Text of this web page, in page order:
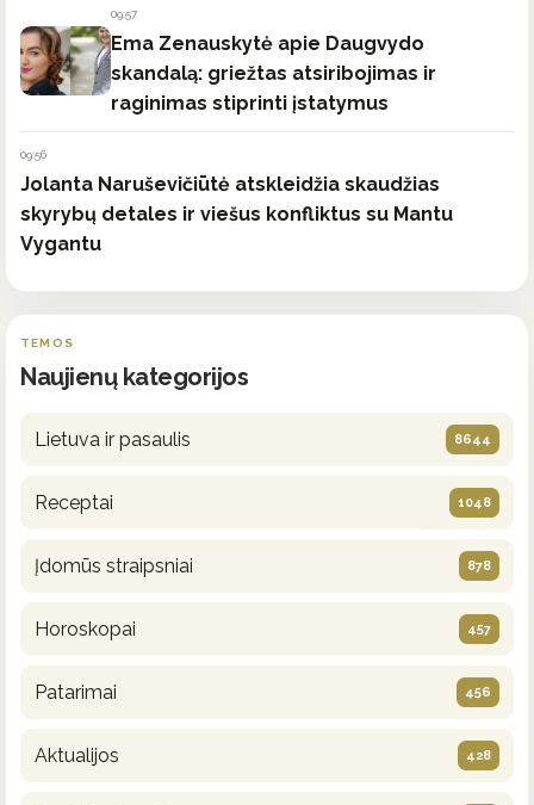
09:57
Ema Zenauskytė apie Daugvydo
skandalą: griežtas atsiribojimas ir
raginimas stiprinti įstatymus
09:56
Jolanta Naruševičiūtė atskleidžia skaudžias
skyrybų detales ir viešus konfliktus su Mantu
Vygantu
TEMOS
Naujienų kategorijos
Lietuva ir pasaulis 8644
Receptai 1048
Įdomūs straipsniai 878
Horoskopai 457
Patarimai 456
Aktualijos 428